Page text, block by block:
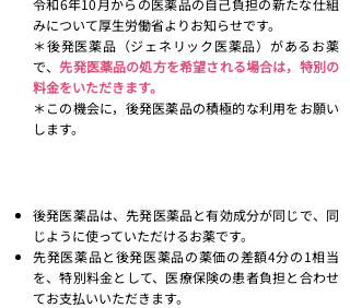
令和6年10月からの医薬品の自己負担の新たな仕組
みについて厚生労働省よりお知らせです。
＊後発医薬品（ジェネリック医薬品）があるお薬
で、先発医薬品の処方を希望される場合は，特別の
料金をいただきます。
＊この機会に，後発医薬品の積極的な利用をお願い
します。
後発医薬品は、先発医薬品と有効成分が同じで、同
じように使っていただけるお薬です。
先発医薬品と後発医薬品の薬価の差額4分の1相当
を、特別料金として、医療保険の患者負担と合わせ
てお支払いいただきます。